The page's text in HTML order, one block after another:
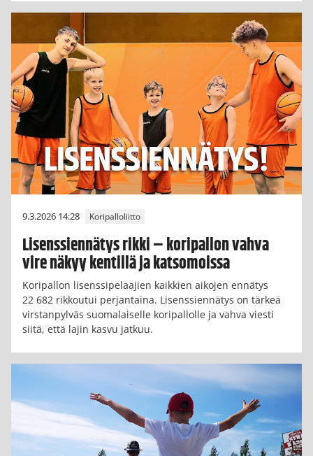
9.3.2026 14:28 Koripalloliitto
Lisenssiennätys rikki – koripallon vahva
vire näkyy kentillä ja katsomoissa
Koripallon lisenssipelaajien kaikkien aikojen ennätys
22 682 rikkoutui perjantaina. Lisenssiennätys on tärkeä
virstanpylväs suomalaiselle koripallolle ja vahva viesti
siitä, että lajin kasvu jatkuu.